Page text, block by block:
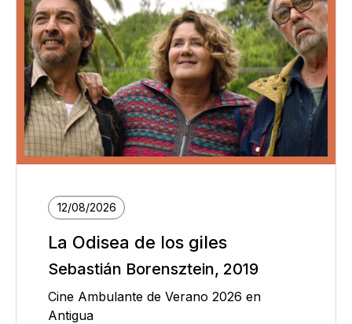
12/08/2026
La Odisea de los giles
Sebastián Borensztein, 2019
Cine Ambulante de Verano 2026 en
Antigua